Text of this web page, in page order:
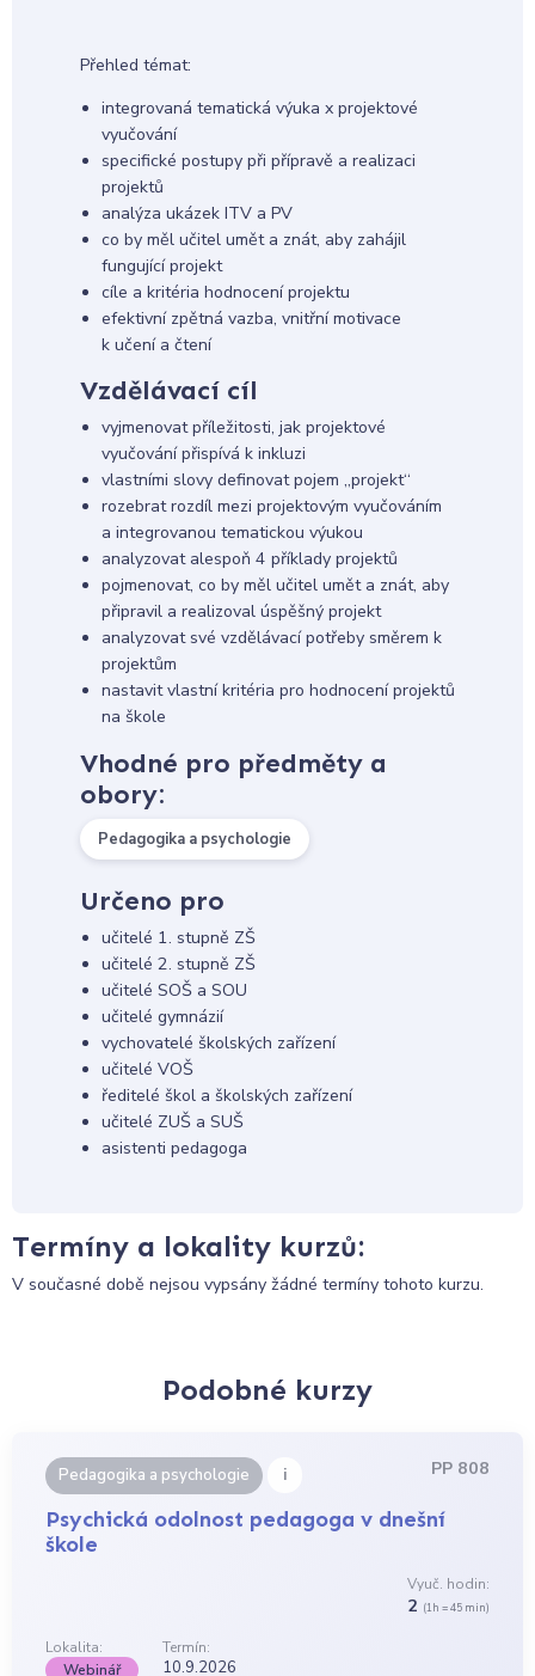
Přehled témat:
integrovaná tematická výuka x projektové
vyučování
specifické postupy při přípravě a realizaci
projektů
analýza ukázek ITV a PV
co by měl učitel umět a znát, aby zahájil
fungující projekt
cíle a kritéria hodnocení projektu
efektivní zpětná vazba, vnitřní motivace
k učení a čtení
Vzdělávací cíl
vyjmenovat příležitosti, jak projektové
vyučování přispívá k inkluzi
vlastními slovy definovat pojem „projekt“
rozebrat rozdíl mezi projektovým vyučováním
a integrovanou tematickou výukou
analyzovat alespoň 4 příklady projektů
pojmenovat, co by měl učitel umět a znát, aby
připravil a realizoval úspěšný projekt
analyzovat své vzdělávací potřeby směrem k
projektům
nastavit vlastní kritéria pro hodnocení projektů
na škole
Vhodné pro předměty a
obory:
Pedagogika a psychologie
Určeno pro
učitelé 1. stupně ZŠ
učitelé 2. stupně ZŠ
učitelé SOŠ a SOU
učitelé gymnázií
vychovatelé školských zařízení
učitelé VOŠ
ředitelé škol a školských zařízení
učitelé ZUŠ a SUŠ
asistenti pedagoga
Termíny a lokality kurzů:
V současné době nejsou vypsány žádné termíny tohoto kurzu.
Podobné kurzy
Pedagogika a psychologie i PP 808
Psychická odolnost pedagoga v dnešní
škole
Vyuč. hodin:
2 (1h = 45 min)
Lokalita:
Termín:
Webinář
10.9.2026